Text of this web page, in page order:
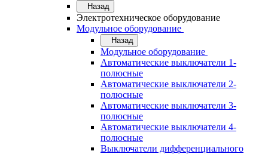
Назад
Электротехническое оборудование
Модульное оборудование
Назад
Модульное оборудование
Автоматические выключатели 1-
полюсные
Автоматические выключатели 2-
полюсные
Автоматические выключатели 3-
полюсные
Автоматические выключатели 4-
полюсные
Выключатели дифференциального